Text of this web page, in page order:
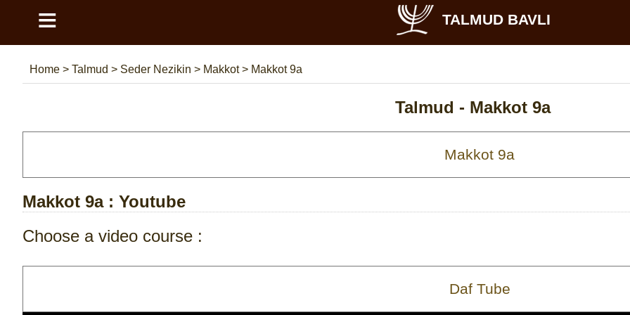
≡ TALMUD BAVLI
Home > Talmud > Seder Nezikin > Makkot> Makkot 9a
Talmud - Makkot 9a
Makkot 9a: Youtube
Choose a video course :